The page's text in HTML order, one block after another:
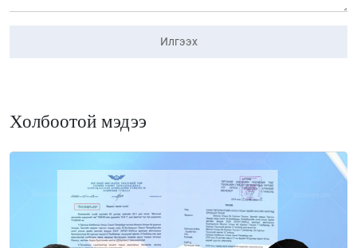
Илгээх
Холбоотой мэдээ